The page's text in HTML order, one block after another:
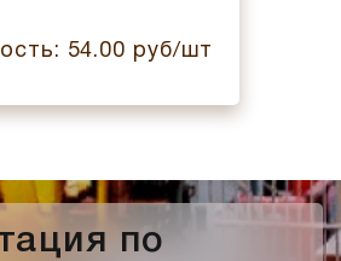
54.00 руб/шт
по